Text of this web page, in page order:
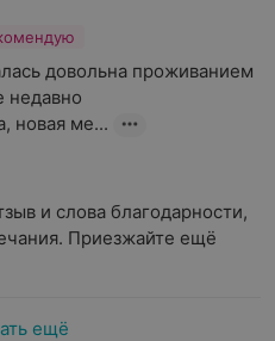
довольна проживанием
недавно
новая ме...
и слова благодарности,
Приезжайте ещё
ещё